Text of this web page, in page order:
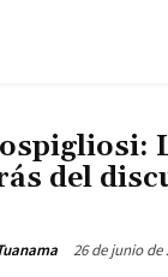
del
26 de junio de